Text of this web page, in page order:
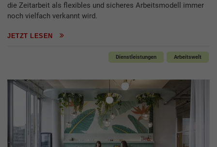
die Zeitarbeit als flexibles und sicheres Arbeitsmodell immer
noch vielfach verkannt wird.
JETZT LESEN
Dienstleistungen Arbeitswelt